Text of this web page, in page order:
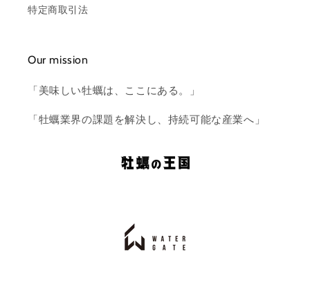
特定商取引法
Our mission
「美味しい牡蠣は、ここにある。」
「牡蠣業界の課題を解決し、持続可能な産業へ」